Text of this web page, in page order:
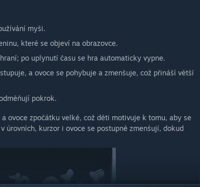
myši.
které se objeví na obrazovce.
po uplynutí času se hra automaticky vypne.
a ovoce se pohybuje a zmenšuje, což přináší větší
pokrok.
ovoce zpočátku velké, což děti motivuje k tomu, aby se
kurzor i ovoce se postupně zmenšují, dokud